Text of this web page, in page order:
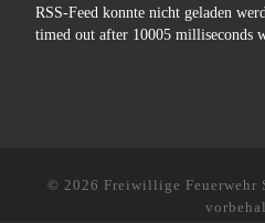
RSS-Feed konnte nicht geladen
timed out after 10005 milliseconds
© 2026 Freiwillige Feuerwehr